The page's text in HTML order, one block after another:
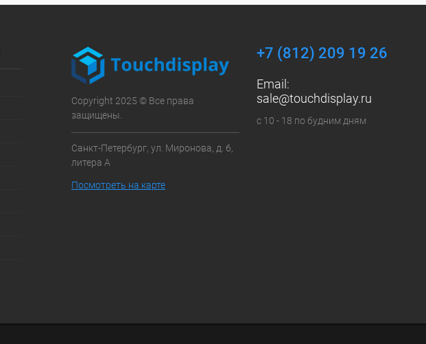
Copyright 2025 © Все права
защищены.
Санкт-Петербург, ул. Миронова, д. 6,
литера А
Посмотреть на карте
+7 (812) 209 19 26
Email:
sale@touchdisplay.ru
с 10 - 18 по будним дням